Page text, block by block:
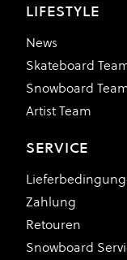
LIFESTYLE
News
Skateboard
Snowboard
Artist Team
SERVICE
Zahlung
Retouren
Snowboard